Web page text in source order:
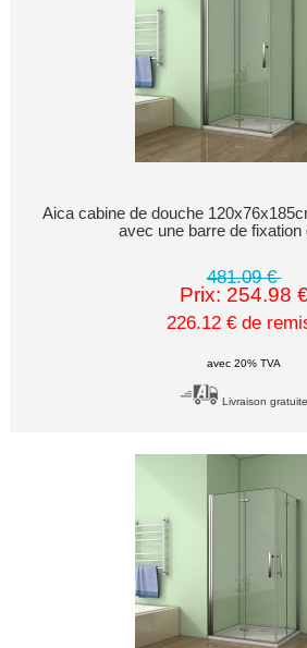
Aica cabine de douche
avec une barre de fixation
481.09 €
Prix: 254.98
226.12 € de
avec 20% TVA
Livraison gratuite